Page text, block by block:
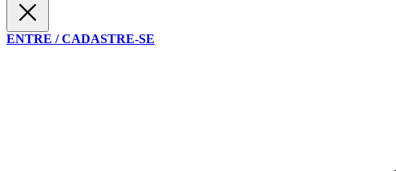
ENTRE / CADASTRE-SE